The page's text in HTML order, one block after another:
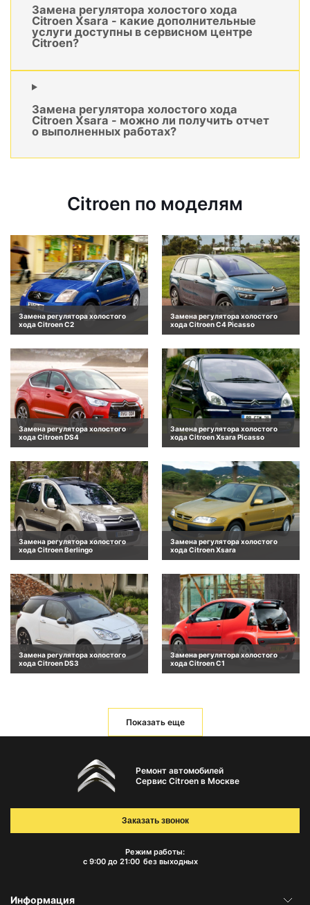
Замена регулятора холостого хода
Citroen Xsara - какие дополнительные
услуги доступны в сервисном центре
Citroen?
Замена регулятора холостого хода
Citroen Xsara - можно ли получить отчет
о выполненных работах?
Citroen по моделям
Замена регулятора холостого
хода Citroen C2
Замена регулятора холостого
хода Citroen C4 Picasso
Замена регулятора холостого
хода Citroen DS4
Замена регулятора холостого
хода Citroen Xsara Picasso
Замена регулятора холостого
хода Citroen Berlingo
Замена регулятора холостого
хода Citroen Xsara
Замена регулятора холостого
хода Citroen DS3
Замена регулятора холостого
хода Citroen C1
Показать еще
Ремонт автомобилей
Сервис Citroen в Москве
Режим работы:
с 9:00 до 21:00 без выходных
Заказать звонок
Информация